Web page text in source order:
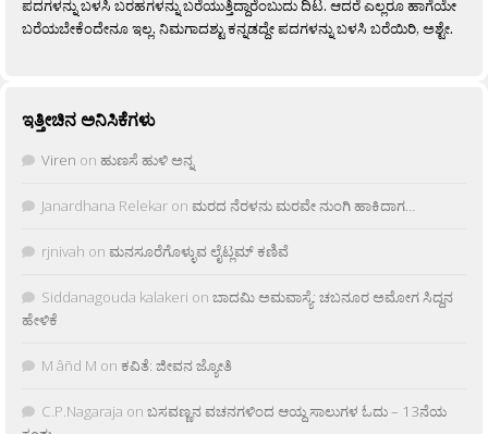
ಪದಗಳನ್ನು ಬಳಸಿ ಬರಹಗಳನ್ನು ಬರೆಯುತ್ತಿದ್ದಾರೆಂಬುದು ದಿಟ. ಆದರೆ ಎಲ್ಲರೂ ಹಾಗೆಯೇ
ಬರೆಯಬೇಕೆಂದೇನೂ ಇಲ್ಲ. ನಿಮಗಾದಶ್ಟು ಕನ್ನಡದ್ದೇ ಪದಗಳನ್ನು ಬಳಸಿ ಬರೆಯಿರಿ, ಅಶ್ಟೇ.
ಇತ್ತೀಚಿನ ಅನಿಸಿಕೆಗಳು
Viren on ಹುಣಸೆ ಹುಳಿ ಅನ್ನ
Janardhana Relekar on ಮರದ ನೆರಳನು ಮರವೇ ನುಂಗಿ ಹಾಕಿದಾಗ…
rjnivah on ಮನಸೂರೆಗೊಳ್ಳುವ ಲೈಟ್ಲಮ್ ಕಣಿವೆ
Siddanagouda kalakeri on ಬಾದಮಿ ಅಮವಾಸ್ಯೆ: ಚಬನೂರ ಅಮೋಗ ಸಿದ್ದನ
ಹೇಳಿಕೆ
M âñd M on ಕವಿತೆ: ಜೀವನ ಜ್ಯೋತಿ
C.P.Nagaraja on ಬಸವಣ್ಣನ ವಚನಗಳಿಂದ ಆಯ್ದ ಸಾಲುಗಳ ಓದು – 13ನೆಯ